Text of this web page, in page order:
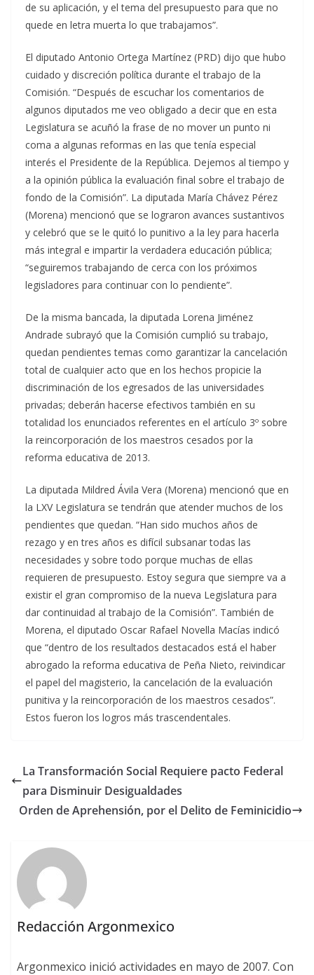
de su aplicación, y el tema del presupuesto para que no
quede en letra muerta lo que trabajamos”.
El diputado Antonio Ortega Martínez (PRD) dijo que hubo
cuidado y discreción política durante el trabajo de la
Comisión. “Después de escuchar los comentarios de
algunos diputados me veo obligado a decir que en esta
Legislatura se acuñó la frase de no mover un punto ni
coma a algunas reformas en las que tenía especial
interés el Presidente de la República. Dejemos al tiempo y
a la opinión pública la evaluación final sobre el trabajo de
fondo de la Comisión”. La diputada María Chávez Pérez
(Morena) mencionó que se lograron avances sustantivos
y celebró que se le quitó lo punitivo a la ley para hacerla
más integral e impartir la verdadera educación pública;
“seguiremos trabajando de cerca con los próximos
legisladores para continuar con lo pendiente”.
De la misma bancada, la diputada Lorena Jiménez
Andrade subrayó que la Comisión cumplió su trabajo,
quedan pendientes temas como garantizar la cancelación
total de cualquier acto que en los hechos propicie la
discriminación de los egresados de las universidades
privadas; deberán hacerse efectivos también en su
totalidad los enunciados referentes en el artículo 3º sobre
la reincorporación de los maestros cesados por la
reforma educativa de 2013.
La diputada Mildred Ávila Vera (Morena) mencionó que en
la LXV Legislatura se tendrán que atender muchos de los
pendientes que quedan. “Han sido muchos años de
rezago y en tres años es difícil subsanar todas las
necesidades y sobre todo porque muchas de ellas
requieren de presupuesto. Estoy segura que siempre va a
existir el gran compromiso de la nueva Legislatura para
dar continuidad al trabajo de la Comisión”. También de
Morena, el diputado Oscar Rafael Novella Macías indicó
que “dentro de los resultados destacados está el haber
abrogado la reforma educativa de Peña Nieto, reivindicar
el papel del magisterio, la cancelación de la evaluación
punitiva y la reincorporación de los maestros cesados”.
Estos fueron los logros más trascendentales.
La Transformación Social Requiere pacto Federal
para Disminuir Desigualdades
Orden de Aprehensión, por el Delito de Feminicidio
Redacción Argonmexico
Argonmexico inició actividades en mayo de 2007. Con